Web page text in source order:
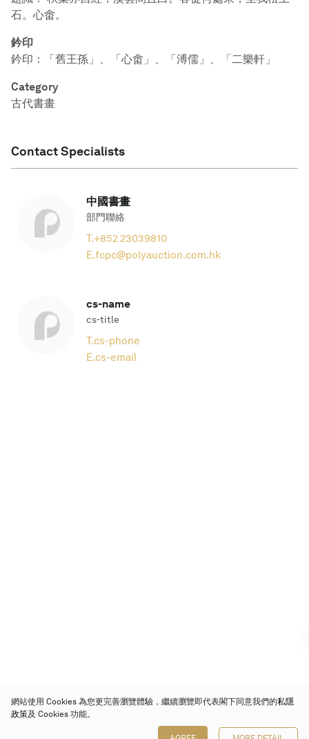
石。心畬。
鈐印
鈐印：「舊王孫」、「心畬」、「溥儒」、「二樂軒」
Category
古代書畫
Contact Specialists
中國書畫
部門聯絡
T.+852 23039810
E.fcpc@polyauction.com.hk
cs-name
cs-title
T.cs-phone
E.cs-email
網站使用 Cookies 為您更完善瀏覽體驗，繼續瀏覽即代表閣下同意我們的私隱
政策及 Cookies 功能。